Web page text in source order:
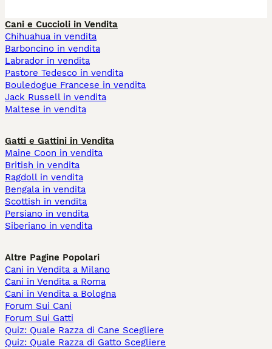
Cani e Cuccioli in Vendita
Chihuahua in vendita
Barboncino in vendita
Labrador in vendita
Pastore Tedesco in vendita
Bouledogue Francese in vendita
Jack Russell in vendita
Maltese in vendita
Gatti e Gattini in Vendita
Maine Coon in vendita
British in vendita
Ragdoll in vendita
Bengala in vendita
Scottish in vendita
Persiano in vendita
Siberiano in vendita
Altre Pagine Popolari
Cani in Vendita a Milano
Cani in Vendita a Roma
Cani in Vendita a Bologna
Forum Sui Cani
Forum Sui Gatti
Quiz: Quale Razza di Cane Scegliere
Quiz: Quale Razza di Gatto Scegliere